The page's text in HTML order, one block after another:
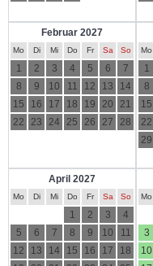
Februar 2027
Mo Di Mi Do Fr Sa So
1 2 3 4 5 6
7
8
9 10 11 12 13
14
15
16 17 18 19 20
21
22
23 24 25 26 27 28
Mo
1
8
15
22
29
April 2027
Mo Di Mi Do Fr Sa So
1 2 3
4
5
6 7 8 9 10
11
12
13 14 15 16 17
18
Mo
3
10